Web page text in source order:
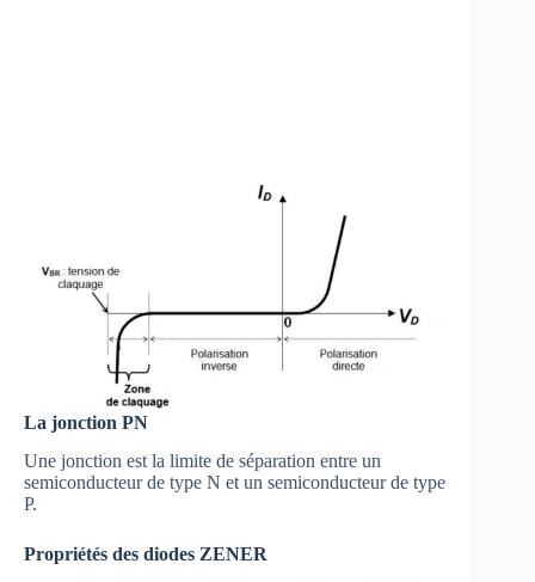
La jonction PN
Une jonction est la limite de séparation entre un
semiconducteur de type N et un semiconducteur de type
P.
Propriétés des diodes ZENER